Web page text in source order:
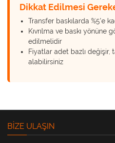
Dikkat Edilmesi
Transfer baskılarda %5'e
Kıvrılma ve baskı yönüne
edilmelidir
Fiyatlar adet bazlı
alabilirsiniz
BIZE ULAŞIN